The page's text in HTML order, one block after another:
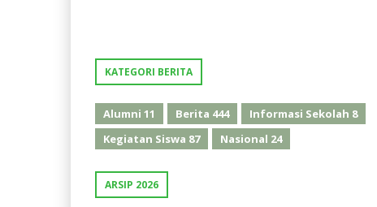
KATEGORI BERITA
Alumni 11 Berita 444 Informasi Sekolah 8
Kegiatan Siswa 87 Nasional 24
ARSIP 2026